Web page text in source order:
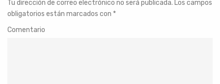
Tu dirección de correo electrónico no será publicada. Los campos
obligatorios están marcados con *
Comentario